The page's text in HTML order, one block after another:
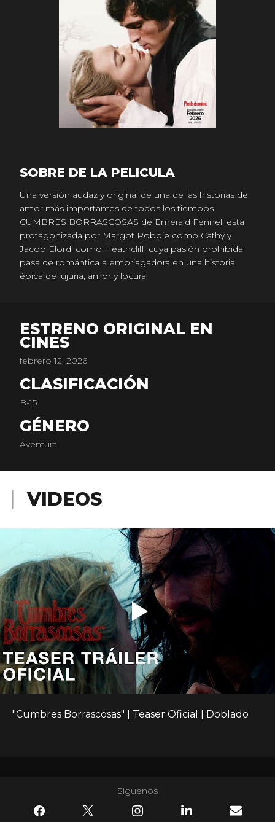
SOBRE DE LA PELICULA
Una versión audaz y original de una de las historias de
amor más importantes de todos los tiempos.
CUMBRES BORRASCOSAS de Emerald Fennell está
protagonizada por Margot Robbie como Cathy y
Jacob Elordi como Heathcliff, cuya pasión prohibida
pasa de romántica a embriagadora en una historia
épica de lujuria, amor y locura.
ESTRENO ORIGINAL EN
CINES
febrero 12, 2026
CLASIFICACIÓN
B-15
GÉNERO
Aventura
VIDEOS
"Cumbres Borrascosas" | Teaser Oficial | Doblado
Síguenos